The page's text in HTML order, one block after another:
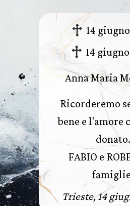
14
14
Anna Maria
Ricorderemo
bene e l'amore
donato.
FABIO e
Trieste, 14